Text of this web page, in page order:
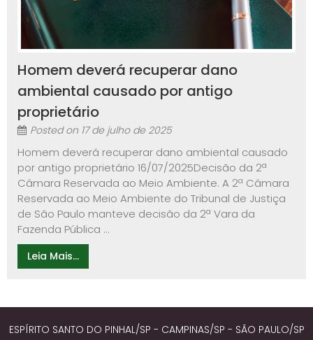
Homem deverá recuperar dano
ambiental causado por antigo
proprietário
Posted on 17 de julho de 2025
Homem deverá recuperar dano ambiental causado
por antigo proprietário 16/07/2025Decisão da 2ª
Câmara Reservada ao Meio Ambiente. A 2ª Câmara
Reservada ao Meio Ambiente do Tribunal de Justiça
de São Paulo manteve decisão da 2ª Vara da
Fazenda Pública ...
Leia Mais...
ESPÍRITO SANTO DO PINHAL/SP - CAMPINAS/SP - SÃO PAULO/SP